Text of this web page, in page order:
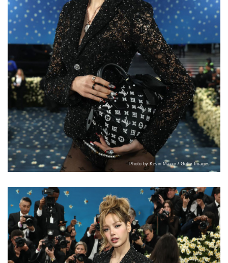
Photo by Kevin Mazur / Getty Images